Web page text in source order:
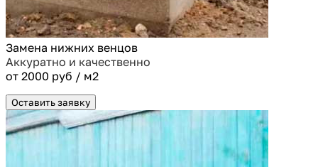
Замена нижних венцов
Аккуратно и качественно
от 2000 руб / м2
Оставить заявку